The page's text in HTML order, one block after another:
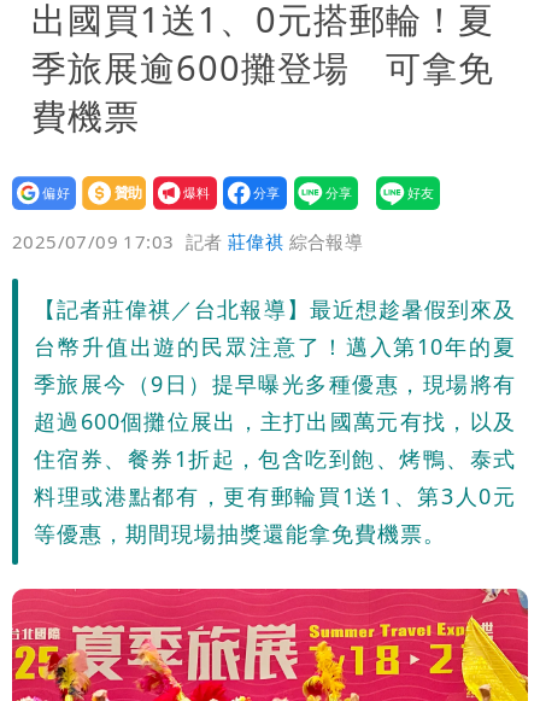
出國買1送1、0元搭郵輪！夏
季旅展逾600攤登場 可拿免
費機票
設為
贊助
我要
爆料
2025/07/09 17:03 記者莊偉祺 綜合報導
【記者莊偉祺／台北報導】最近想趁暑假到來及
台幣升值出遊的民眾注意了！邁入第10年的夏
季旅展今（9日）提早曝光多種優惠，現場將有
超過600個攤位展出，主打出國萬元有找，以及
住宿券、餐券1折起，包含吃到飽、烤鴨、泰式
料理或港點都有，更有郵輪買1送1、第3人0元
等優惠，期間現場抽獎還能拿免費機票。